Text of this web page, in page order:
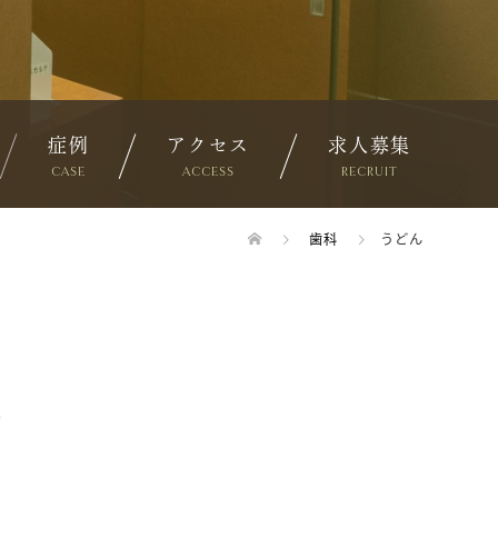
症例
CASE
アクセス
ACCESS
求人募集
RECRUIT
歯科 うどん